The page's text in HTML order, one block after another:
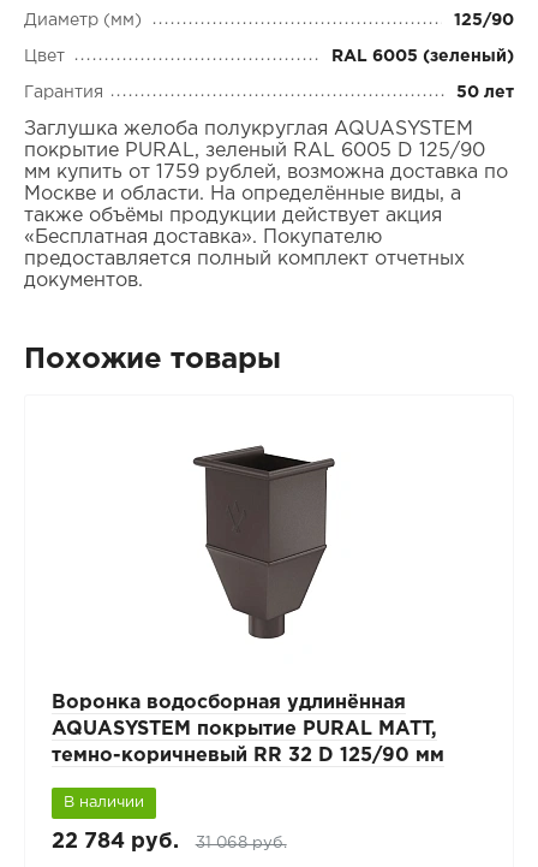
Диаметр (мм) 125/90
Цвет RAL 6005 (зеленый)
Гарантия 50 лет
Заглушка желоба полукруглая AQUASYSTEM
покрытие PURAL, зеленый RAL 6005 D 125/90
мм купить от 1759 рублей, возможна доставка по
Москве и области. На определённые виды, а
также объёмы продукции действует акция
«Бесплатная доставка». Покупателю
предоставляется полный комплект отчетных
документов.
Похожие товары
Воронка водосборная удлинённая
AQUASYSTEM покрытие PURAL MATT,
темно-коричневый RR 32 D 125/90 мм
В наличии
22 784 руб. 31 068 руб.